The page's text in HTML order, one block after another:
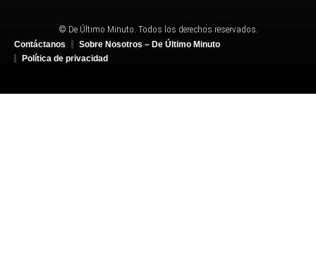
© De Último Minuto. Todos los derechos reservados.
Contáctanos
Sobre Nosotros – De Último Minuto
Política de privacidad